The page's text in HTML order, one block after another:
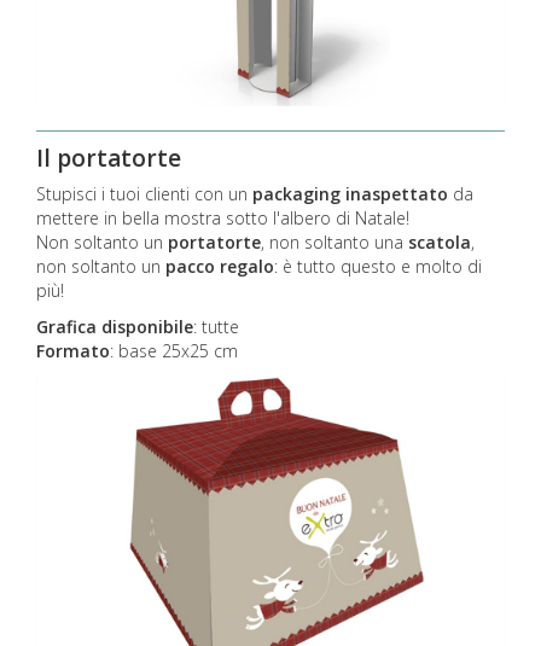
Il portatorte
Stupisci i tuoi clienti con un packaging inaspettato da
mettere in bella mostra sotto l'albero di Natale!
Non soltanto un portatorte, non soltanto una scatola,
non soltanto un pacco regalo: è tutto questo e molto di
più!
Grafica disponibile: tutte
Formato: base 25x25 cm